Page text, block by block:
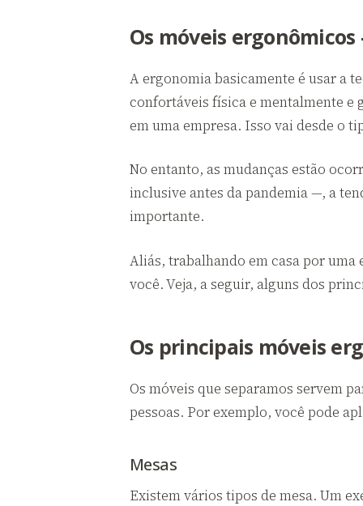
Os móveis
A ergonomia basicamente é usar a
confortáveis física e mentalmente
em uma empresa. Isso vai desde o
No entanto, as mudanças estão
inclusive antes da pandemia —, a
importante.
Aliás, trabalhando em casa por
você. Veja, a seguir, alguns dos
Os principais móveis
Os móveis que separamos servem
pessoas. Por exemplo, você pode
Mesas
Existem vários tipos de mesa. Um